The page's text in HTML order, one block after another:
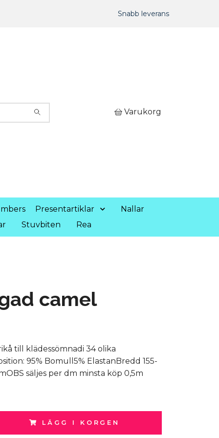
Snabb leverans
Varukorg
Presentartiklar
Nallar
Stuvbiten Rea
camel
till klädessömnadi 34 olika
95% Bomull5% ElastanBredd 155-
säljes per dm minsta köp 0,5m
LÄGG I KORGEN